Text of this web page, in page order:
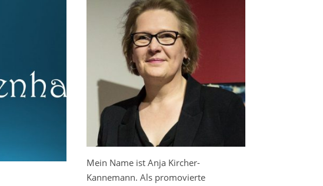
Mein Name ist Anja Kircher-
Kannemann. Als promovierte